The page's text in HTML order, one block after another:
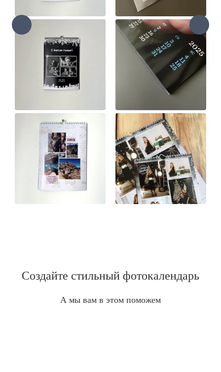
Создайте стильный фотокалендарь
А мы вам в этом поможем